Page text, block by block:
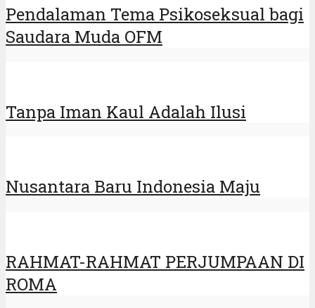
Pendalaman Tema Psikoseksual bagi
Saudara Muda OFM
Tanpa Iman Kaul Adalah Ilusi
Nusantara Baru Indonesia Maju
RAHMAT-RAHMAT PERJUMPAAN DI
ROMA